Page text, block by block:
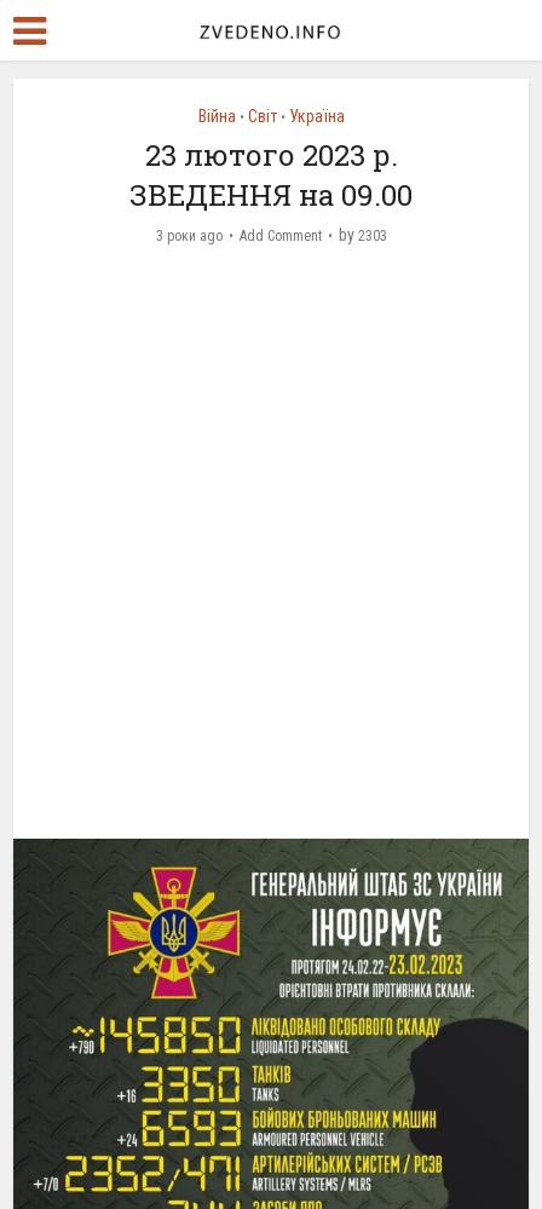
Війна • Світ • Україна
23 лютого 2023 р.
ЗВЕДЕННЯ на 09.00
3 роки ago Add Comment by 2303